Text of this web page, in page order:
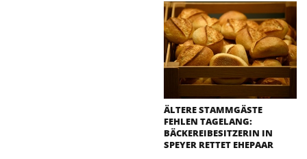
ÄLTERE STAMMGÄSTE
FEHLEN TAGELANG:
BÄCKEREIBESITZERIN IN
SPEYER RETTET EHEPAAR